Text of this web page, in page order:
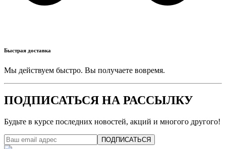
Быстрая доставка
Мы действуем быстро. Вы получаете вовремя.
ПОДПИСАТЬСЯ НА РАССЫЛКУ
Будьте в курсе последних новостей, акций и многого другого!
ПОДПИСАТЬСЯ